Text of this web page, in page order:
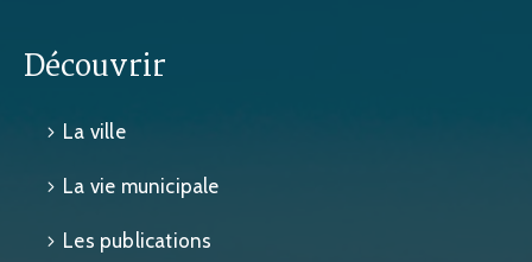
Découvrir
La ville
La vie municipale
Les publications